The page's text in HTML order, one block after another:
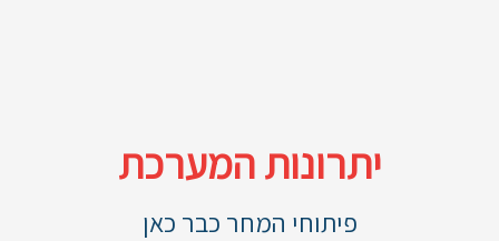
יתרונות המערכת
פיתוחי המחר כבר כאן